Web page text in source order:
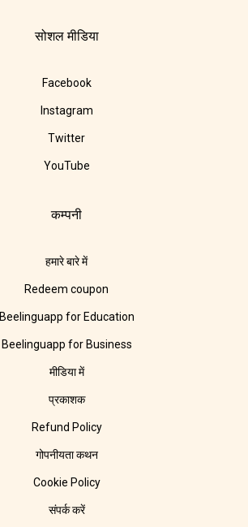
सोशल मीडिया
Facebook
Instagram
Twitter
YouTube
कम्पनी
हमारे बारे में
Redeem coupon
Beelinguapp for Education
Beelinguapp for Business
मीडिया में
प्रकाशक
Refund Policy
गोपनीयता कथन
Cookie Policy
संपर्क करें